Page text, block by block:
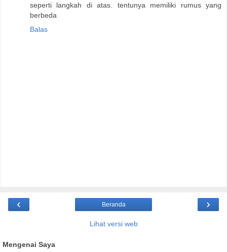
seperti langkah di atas. tentunya memiliki rumus yang
berbeda
Balas
‹ ›
Beranda
Lihat versi web
Mengenai Saya